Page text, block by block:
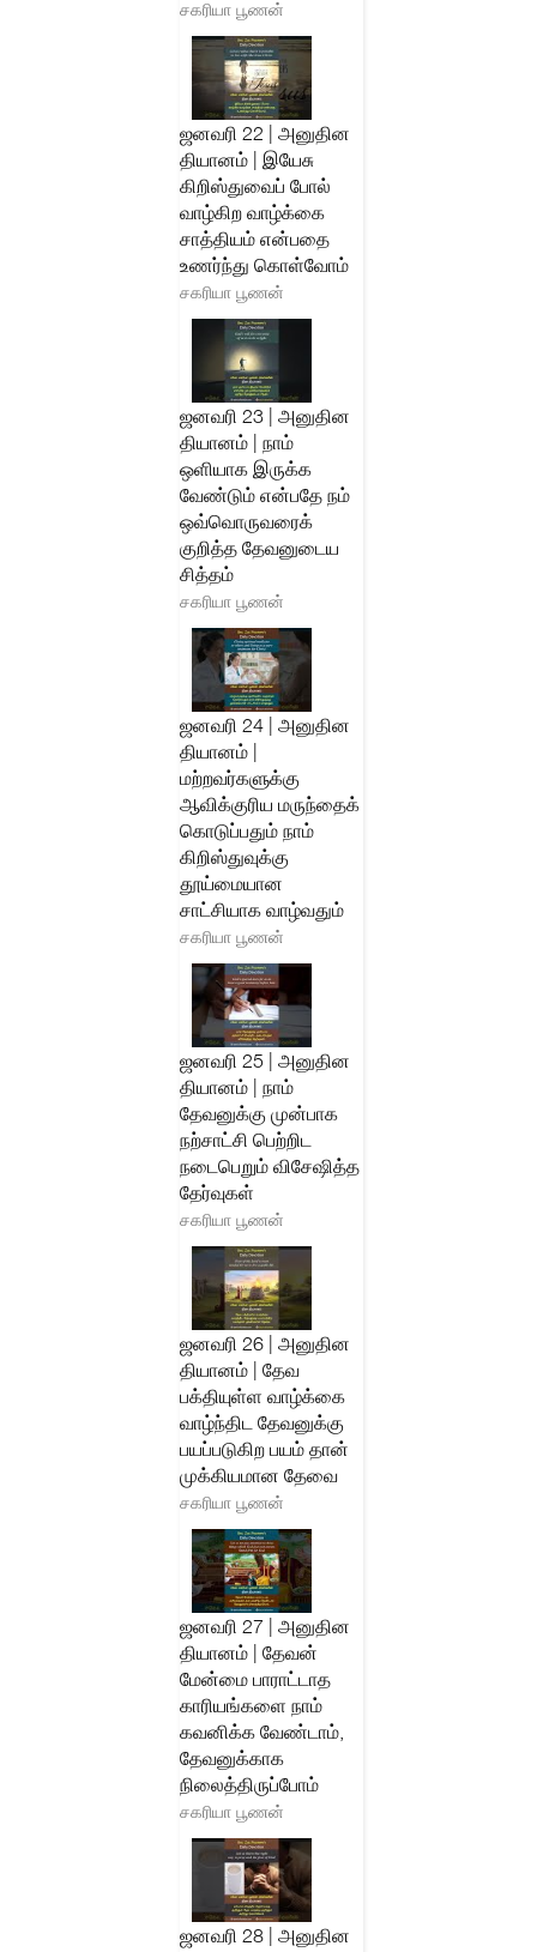
சகரியா பூணன்
ஜனவரி 22 | அனுதின
தியானம் | இயேசு
கிறிஸ்துவைப் போல்
வாழ்கிற வாழ்க்கை
சாத்தியம் என்பதை
உணர்ந்து கொள்வோம்
சகரியா பூணன்
ஜனவரி 23 | அனுதின
தியானம் | நாம்
ஒளியாக இருக்க
வேண்டும் என்பதே நம்
ஒவ்வொருவரைக்
குறித்த தேவனுடைய
சித்தம்
சகரியா பூணன்
ஜனவரி 24 | அனுதின
தியானம் |
மற்றவர்களுக்கு
ஆவிக்குரிய மருந்தைக்
கொடுப்பதும் நாம்
கிறிஸ்துவுக்கு
தூய்மையான
சாட்சியாக வாழ்வதும்
சகரியா பூணன்
ஜனவரி 25 | அனுதின
தியானம் | நாம்
தேவனுக்கு முன்பாக
நற்சாட்சி பெற்றிட
நடைபெறும் விசேஷித்த
தேர்வுகள்
சகரியா பூணன்
ஜனவரி 26 | அனுதின
தியானம் | தேவ
பக்தியுள்ள வாழ்க்கை
வாழ்ந்திட தேவனுக்கு
பயப்படுகிற பயம் தான்
முக்கியமான தேவை
சகரியா பூணன்
ஜனவரி 27 | அனுதின
தியானம் | தேவன்
மேன்மை பாராட்டாத
காரியங்களை நாம்
கவனிக்க வேண்டாம்,
தேவனுக்காக
நிலைத்திருப்போம்
சகரியா பூணன்
ஜனவரி 28 | அனுதின